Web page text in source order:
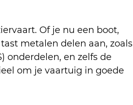
Of je nu een boot,
metalen delen aan, zoals
onderdelen, en zelfs de
om je vaartuig in goede